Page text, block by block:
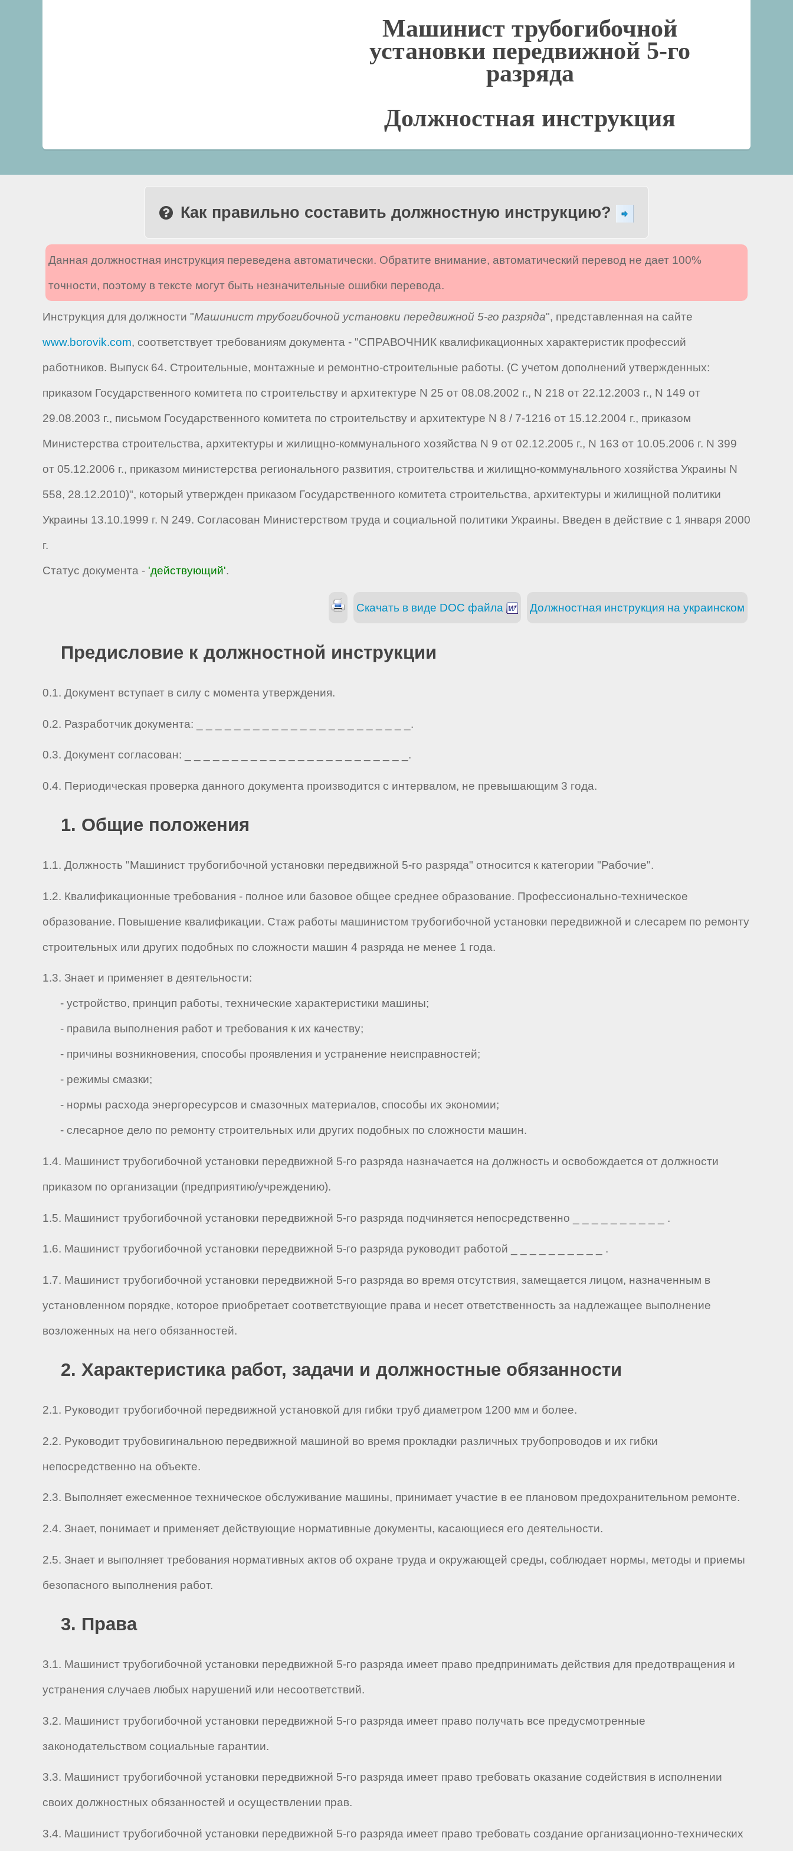
Машинист трубогибочной
установки передвижной 5-го
разряда
Должностная инструкция
Как правильно составить должностную инструкцию?
Данная должностная инструкция переведена автоматически. Обратите внимание, автоматический перевод не дает 100%
точности, поэтому в тексте могут быть незначительные ошибки перевода.
Инструкция для должности "Машинист трубогибочной установки передвижной 5-го разряда", представленная на сайте
www.borovik.com, соответствует требованиям документа - "СПРАВОЧНИК квалификационных характеристик профессий
работников. Выпуск 64. Строительные, монтажные и ремонтно-строительные работы. (С учетом дополнений утвержденных:
приказом Государственного комитета по строительству и архитектуре N 25 от 08.08.2002 г., N 218 от 22.12.2003 г., N 149 от
29.08.2003 г., письмом Государственного комитета по строительству и архитектуре N 8 / 7-1216 от 15.12.2004 г., приказом
Министерства строительства, архитектуры и жилищно-коммунального хозяйства N 9 от 02.12.2005 г., N 163 от 10.05.2006 г. N 399
от 05.12.2006 г., приказом министерства регионального развития, строительства и жилищно-коммунального хозяйства Украины N
558, 28.12.2010)", который утвержден приказом Государственного комитета строительства, архитектуры и жилищной политики
Украины 13.10.1999 г. N 249. Согласован Министерством труда и социальной политики Украины. Введен в действие с 1 января 2000
г.
Статус документа - 'действующий'.
Должностная инструкция на украинском
Скачать в виде DOC файла
Предисловие к должностной инструкции
0.1. Документ вступает в силу с момента утверждения.
0.2. Разработчик документа: _ _ _ _ _ _ _ _ _ _ _ _ _ _ _ _ _ _ _ _ _ _ _.
0.3. Документ согласован: _ _ _ _ _ _ _ _ _ _ _ _ _ _ _ _ _ _ _ _ _ _ _ _.
0.4. Периодическая проверка данного документа производится с интервалом, не превышающим 3 года.
1. Общие положения
1.1. Должность "Машинист трубогибочной установки передвижной 5-го разряда" относится к категории "Рабочие".
1.2. Квалификационные требования - полное или базовое общее среднее образование. Профессионально-техническое
образование. Повышение квалификации. Стаж работы машинистом трубогибочной установки передвижной и слесарем по ремонту
строительных или других подобных по сложности машин 4 разряда не менее 1 года.
1.3. Знает и применяет в деятельности:
- устройство, принцип работы, технические характеристики машины;
- правила выполнения работ и требования к их качеству;
- причины возникновения, способы проявления и устранение неисправностей;
- режимы смазки;
- нормы расхода энергоресурсов и смазочных материалов, способы их экономии;
- слесарное дело по ремонту строительных или других подобных по сложности машин.
1.4. Машинист трубогибочной установки передвижной 5-го разряда назначается на должность и освобождается от должности
приказом по организации (предприятию/учреждению).
1.5. Машинист трубогибочной установки передвижной 5-го разряда подчиняется непосредственно _ _ _ _ _ _ _ _ _ _ .
1.6. Машинист трубогибочной установки передвижной 5-го разряда руководит работой _ _ _ _ _ _ _ _ _ _ .
1.7. Машинист трубогибочной установки передвижной 5-го разряда во время отсутствия, замещается лицом, назначенным в
установленном порядке, которое приобретает соответствующие права и несет ответственность за надлежащее выполнение
возложенных на него обязанностей.
2. Характеристика работ, задачи и должностные обязанности
2.1. Руководит трубогибочной передвижной установкой для гибки труб диаметром 1200 мм и более.
2.2. Руководит трубовигинальною передвижной машиной во время прокладки различных трубопроводов и их гибки
непосредственно на объекте.
2.3. Выполняет ежесменное техническое обслуживание машины, принимает участие в ее плановом предохранительном ремонте.
2.4. Знает, понимает и применяет действующие нормативные документы, касающиеся его деятельности.
2.5. Знает и выполняет требования нормативных актов об охране труда и окружающей среды, соблюдает нормы, методы и приемы
безопасного выполнения работ.
3. Права
3.1. Машинист трубогибочной установки передвижной 5-го разряда имеет право предпринимать действия для предотвращения и
устранения случаев любых нарушений или несоответствий.
3.2. Машинист трубогибочной установки передвижной 5-го разряда имеет право получать все предусмотренные
законодательством социальные гарантии.
3.3. Машинист трубогибочной установки передвижной 5-го разряда имеет право требовать оказание содействия в исполнении
своих должностных обязанностей и осуществлении прав.
3.4. Машинист трубогибочной установки передвижной 5-го разряда имеет право требовать создание организационно-технических